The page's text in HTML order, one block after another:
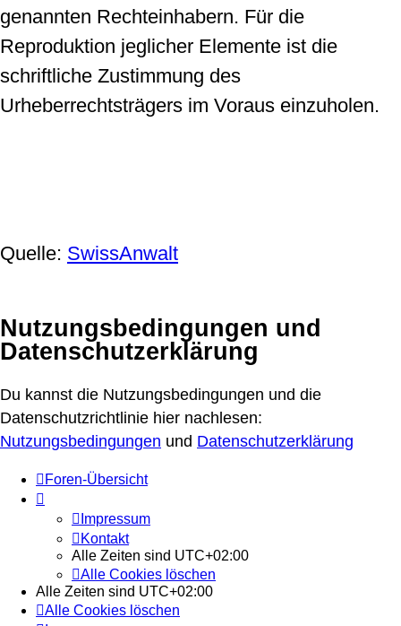
genannten Rechteinhabern. Für die
Reproduktion jeglicher Elemente ist die
schriftliche Zustimmung des
Urheberrechtsträgers im Voraus einzuholen.
Quelle: SwissAnwalt
Nutzungsbedingungen und
Datenschutzerklärung
Du kannst die Nutzungsbedingungen und die
Datenschutzrichtlinie hier nachlesen:
Nutzungsbedingungen und Datenschutzerklärung
Foren-Übersicht
Impressum
Kontakt
Alle Zeiten sind UTC+02:00
Alle Cookies löschen
Alle Zeiten sind UTC+02:00
Alle Cookies löschen